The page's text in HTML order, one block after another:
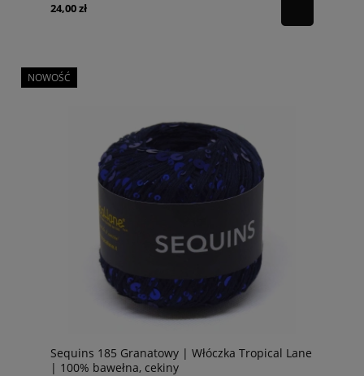
24,00 zł
Sequins 185 Granatowy | Włóczka Tropical Lane
| 100% bawełna, cekiny
NOWOŚĆ